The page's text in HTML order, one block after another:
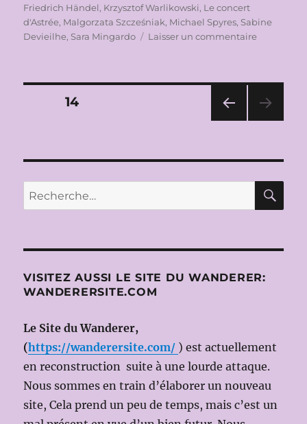
Friedrich Händel, Krzysztof Warlikowski, Le concert
d'Astrée, Malgorzata Szcześniak, Michael Spyres, Sabine
Devieilhe, Sara Mingardo Laisser un commentairesur
D’AIX-
EN-
IL
TRIONFO
DEL
TEMPO
Georg-
JUILLET
2016
(Dir.mus:
HAÏM;
Pagination
publications
CÉD
ENT
PAGE14
Recherche
pour :
VISITEZ AUSSI LE SITE DU WANDERER:
WANDERERSITE.COM
Le Site du Wanderer,
(https://wanderersite.com/ ) est actuellement
en reconstruction suite à une lourde attaque.
Nous sommes en train d’élaborer un nouveau
site, Cela prend un peu de temps, mais c’est un